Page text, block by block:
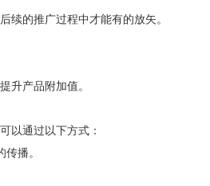
续的推广过程中才能有的放矢。
升产品附加值。
以通过以下方式：
播。